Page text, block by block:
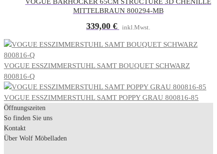
MITTELBRAUN 800294-MB
339,00 € inkl.Mwst.
VOGUE ESSZIMMERSTUHL SAMT BOUQUET SCHWARZ
800816-Q
VOGUE ESSZIMMERSTUHL SAMT POPPY GRAU 800816-85
Öffnungszeiten
So finden Sie uns
Kontakt
Über Wolf Möbelladen